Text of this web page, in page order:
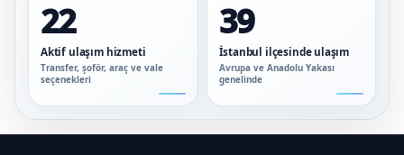
22
Aktif ulaşım hizmeti
Transfer, şoför, araç ve vale
seçenekleri
39
İstanbul ilçesinde ulaşım
Avrupa ve Anadolu Yakası
genelinde